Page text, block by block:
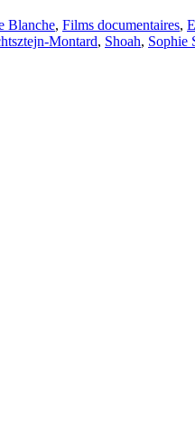
Blanche, Films documentaires,
Montard, Shoah, Sophie